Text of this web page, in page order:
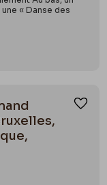
« Danse des